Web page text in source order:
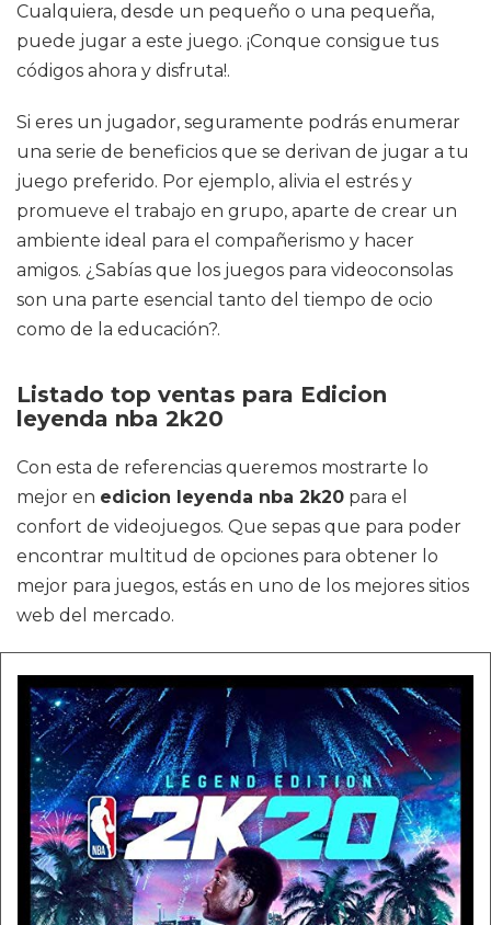
Cualquiera, desde un pequeño o una pequeña,
puede jugar a este juego. ¡Conque consigue tus
códigos ahora y disfruta!.
Si eres un jugador, seguramente podrás enumerar
una serie de beneficios que se derivan de jugar a tu
juego preferido. Por ejemplo, alivia el estrés y
promueve el trabajo en grupo, aparte de crear un
ambiente ideal para el compañerismo y hacer
amigos. ¿Sabías que los juegos para videoconsolas
son una parte esencial tanto del tiempo de ocio
como de la educación?.
Listado top ventas para Edicion
leyenda nba 2k20
Con esta de referencias queremos mostrarte lo
mejor en edicion leyenda nba 2k20 para el
confort de videojuegos. Que sepas que para poder
encontrar multitud de opciones para obtener lo
mejor para juegos, estás en uno de los mejores sitios
web del mercado.